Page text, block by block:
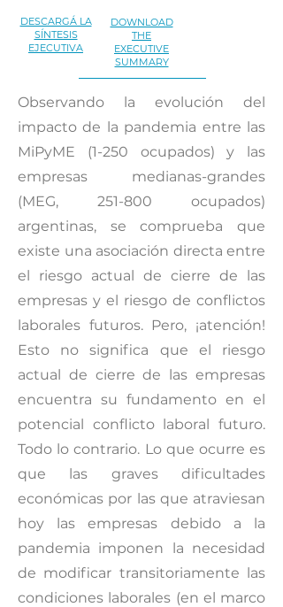
DESCARGÁ LA
SÍNTESIS
EJECUTIVA
DOWNLOAD
THE
EXECUTIVE
SUMMARY
Observando la evolución del
impacto de la pandemia entre las
MiPyME (1-250 ocupados) y las
empresas medianas-grandes
(MEG, 251-800 ocupados)
argentinas, se comprueba que
existe una asociación directa entre
el riesgo actual de cierre de las
empresas y el riesgo de conflictos
laborales futuros. Pero, ¡atención!
Esto no significa que el riesgo
actual de cierre de las empresas
encuentra su fundamento en el
potencial conflicto laboral futuro.
Todo lo contrario. Lo que ocurre es
que las graves dificultades
económicas por las que atraviesan
hoy las empresas debido a la
pandemia imponen la necesidad
de modificar transitoriamente las
condiciones laborales (en el marco